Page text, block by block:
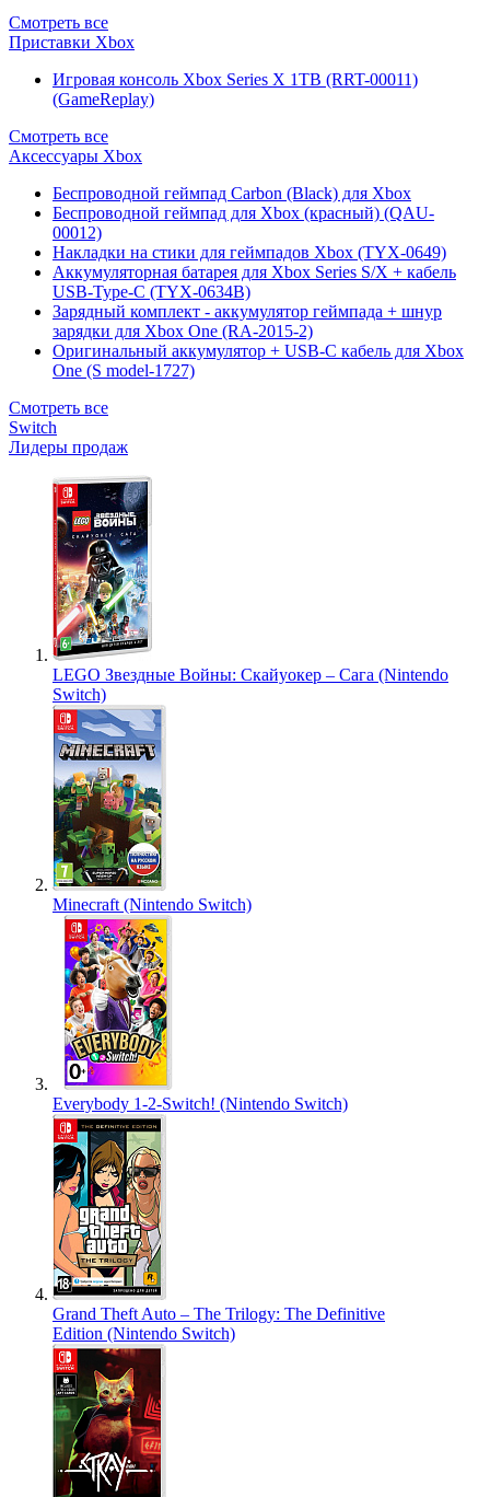
Смотреть все
Приставки Xbox
Игровая консоль Xbox Series X 1TB (RRT-00011)
(GameReplay)
Смотреть все
Аксессуары Xbox
Беспроводной геймпад Carbon (Black) для Xbox
Беспроводной геймпад для Xbox (красный) (QAU-
00012)
Накладки на стики для геймпадов Xbox (TYX-0649)
Аккумуляторная батарея для Xbox Series S/X + кабель
USB-Type-C (TYX-0634B)
Зарядный комплект - аккумулятор геймпада + шнур
зарядки для Xbox One (RA-2015-2)
Оригинальный аккумулятор + USB-C кабель для Xbox
One (S model-1727)
Смотреть все
Switch
Лидеры продаж
LEGO Звездные Войны: Скайуокер – Сага (Nintendo
Switch)
Minecraft (Nintendo Switch)
Everybody 1-2-Switch! (Nintendo Switch)
Grand Theft Auto – The Trilogy: The Definitive
Edition (Nintendo Switch)